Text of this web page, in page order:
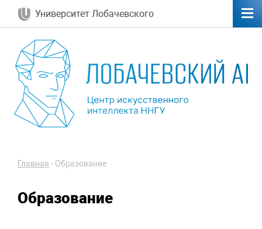
Университет Лобачевского
Главная - Образование
Образование